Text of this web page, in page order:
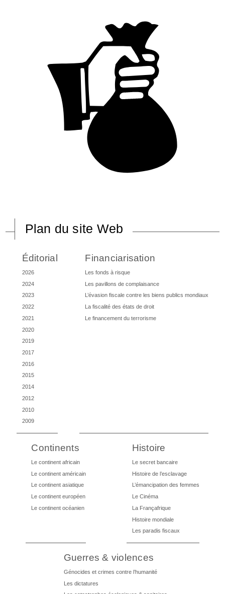
Plan du site Web
Éditorial
2026
2024
2023
2022
2021
2020
2019
2017
2016
2015
2014
2012
2010
2009
Financiarisation
Les fonds à risque
Les pavillons de complaisance
L’évasion fiscale contre les biens publics mondiaux
La fiscalité des états de droit
Le financement du terrorisme
Continents
Le continent africain
Le continent américain
Le continent asiatique
Le continent européen
Le continent océanien
Histoire
Le secret bancaire
Histoire de l’esclavage
L’émancipation des femmes
Le Cinéma
La Françafrique
Histoire mondiale
Les paradis fiscaux
Guerres & violences
Génocides et crimes contre l’humanité
Les dictatures